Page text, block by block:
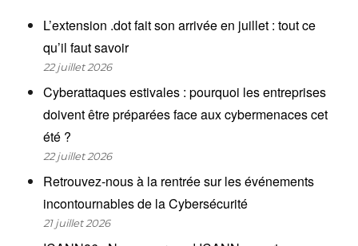
L’extension .dot fait son arrivée en juillet : tout ce
qu’il faut savoir
22 juillet 2026
Cyberattaques estivales : pourquoi les entreprises
doivent être préparées face aux cybermenaces cet
été ?
22 juillet 2026
Retrouvez-nous à la rentrée sur les événements
incontournables de la Cybersécurité
21 juillet 2026